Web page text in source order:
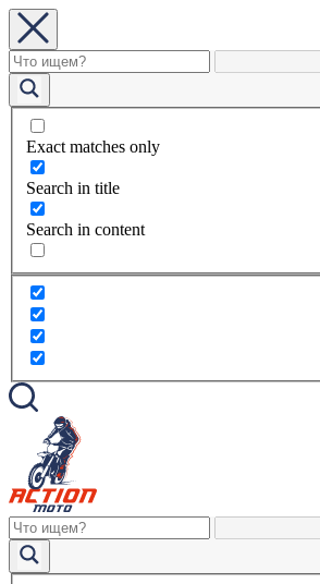
Exact matches only
Search in title
Search in content